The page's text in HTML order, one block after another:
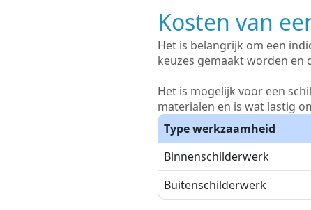
Kosten van
Het is belangrijk om een
keuzes gemaakt worden
Het is mogelijk voor een
materialen en is wat lastig
Type werkzaamheid
Binnenschilderwerk
Buitenschilderwerk